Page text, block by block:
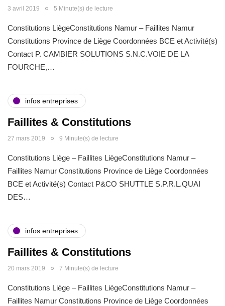
3 avril 2019 5 Minute(s) de lecture
Constitutions LiègeConstitutions Namur – Faillites Namur
Constitutions Province de Liège Coordonnées BCE et Activité(s)
Contact P. CAMBIER SOLUTIONS S.N.C.VOIE DE LA
FOURCHE,…
infos entreprises
Faillites & Constitutions
27 mars 2019 9 Minute(s) de lecture
Constitutions Liège – Faillites LiègeConstitutions Namur –
Faillites Namur Constitutions Province de Liège Coordonnées
BCE et Activité(s) Contact P&CO SHUTTLE S.P.R.L.QUAI
DES…
infos entreprises
Faillites & Constitutions
20 mars 2019 7 Minute(s) de lecture
Constitutions Liège – Faillites LiègeConstitutions Namur –
Faillites Namur Constitutions Province de Liège Coordonnées